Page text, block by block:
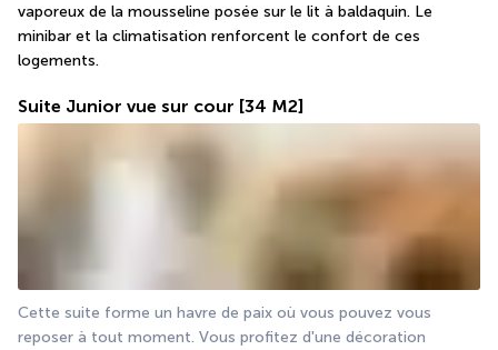
vaporeux de la mousseline posée sur le lit à baldaquin. Le
minibar et la climatisation renforcent le confort de ces
logements.
Suite Junior vue sur cour [34 M2]
Cette suite forme un havre de paix où vous pouvez vous
reposer à tout moment. Vous profitez d'une décoration